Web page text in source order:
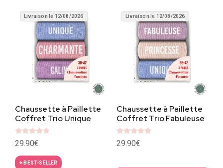
Chaussette à Paillette
Coffret Trio Unique
Note
4.5
29.90€
⭐ BEST-SELLER
Livraison le 12/08/2026
Chaussette à Paillette
Coffret Trio Fabuleuse
Note
5
29.90€
Livraison le 12/08/2026